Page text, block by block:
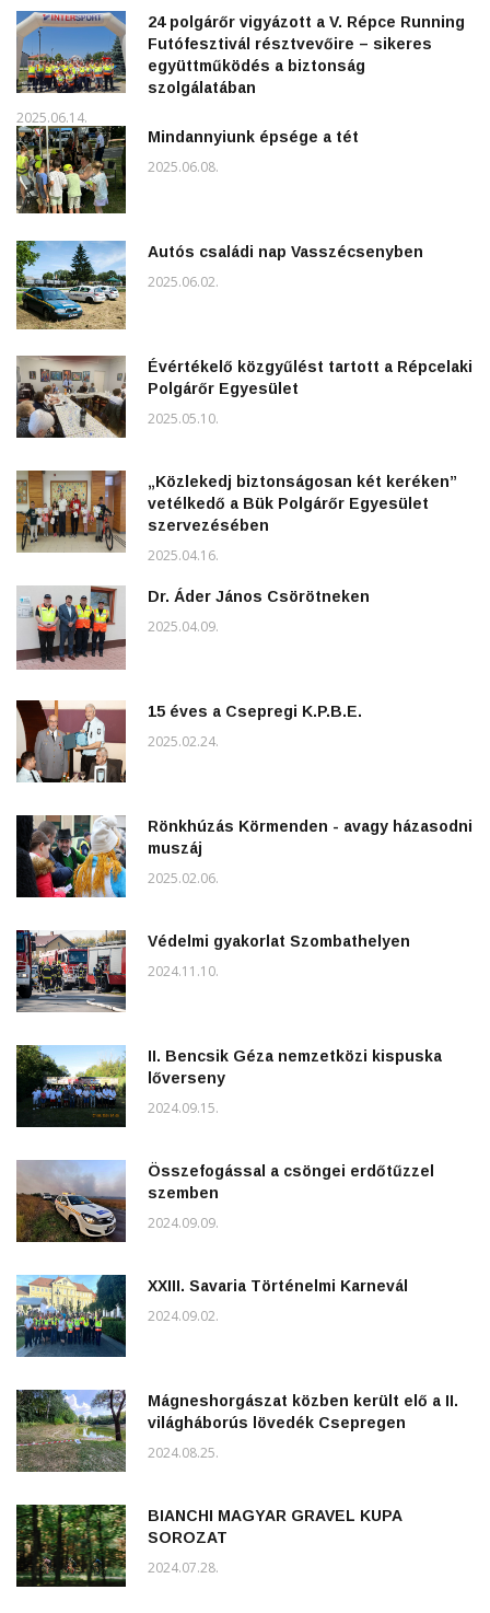
24 polgárőr vigyázott a V. Répce Running
Futófesztivál résztvevőire – sikeres
együttműködés a biztonság
szolgálatában
2025.06.14.
Mindannyiunk épsége a tét
2025.06.08.
Autós családi nap Vasszécsenyben
2025.06.02.
Évértékelő közgyűlést tartott a Répcelaki
Polgárőr Egyesület
2025.05.10.
„Közlekedj biztonságosan két keréken”
vetélkedő a Bük Polgárőr Egyesület
szervezésében
2025.04.16.
Dr. Áder János Csörötneken
2025.04.09.
15 éves a Csepregi K.P.B.E.
2025.02.24.
Rönkhúzás Körmenden - avagy házasodni
muszáj
2025.02.06.
Védelmi gyakorlat Szombathelyen
2024.11.10.
II. Bencsik Géza nemzetközi kispuska
lőverseny
2024.09.15.
Összefogással a csöngei erdőtűzzel
szemben
2024.09.09.
XXIII. Savaria Történelmi Karnevál
2024.09.02.
Mágneshorgászat közben került elő a II.
világháborús lövedék Csepregen
2024.08.25.
BIANCHI MAGYAR GRAVEL KUPA
SOROZAT
2024.07.28.